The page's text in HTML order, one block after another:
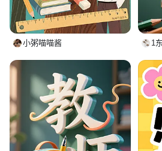
小粥喵喵酱 1